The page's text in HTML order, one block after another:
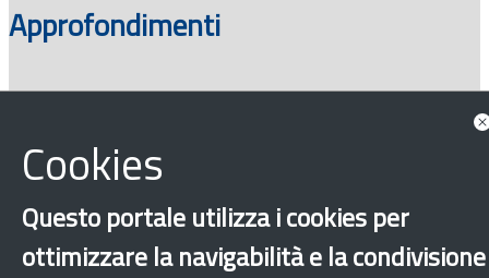
Approfondimenti
Cookies
Questo portale utilizza i cookies per
ottimizzare la navigabilità e la condivisione